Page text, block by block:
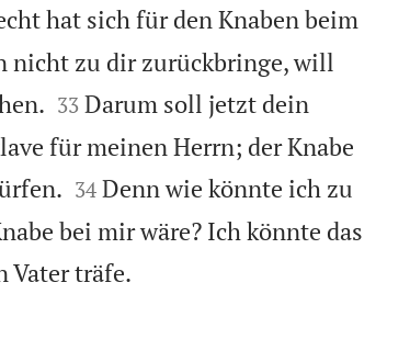
hat sich für den Knaben beim
nicht zu dir zurückbringe, will

33 Darum soll jetzt dein
für meinen Herrn; der Knabe

34 Denn wie könnte ich zu
bei mir wäre? Ich könnte das
Vater träfe.